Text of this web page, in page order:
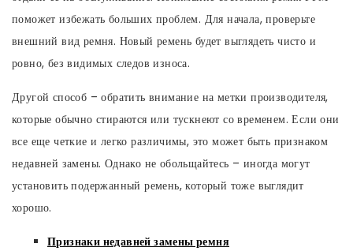
поможет избежать больших проблем. Для начала, проверьте
внешний вид ремня. Новый ремень будет выглядеть чисто и
ровно, без видимых следов износа.
Другой способ – обратить внимание на метки производителя,
которые обычно стираются или тускнеют со временем. Если они
все еще четкие и легко различимы, это может быть признаком
недавней замены. Однако не обольщайтесь – иногда могут
установить подержанный ремень, который тоже выглядит
хорошо.
Признаки недавней замены ремня